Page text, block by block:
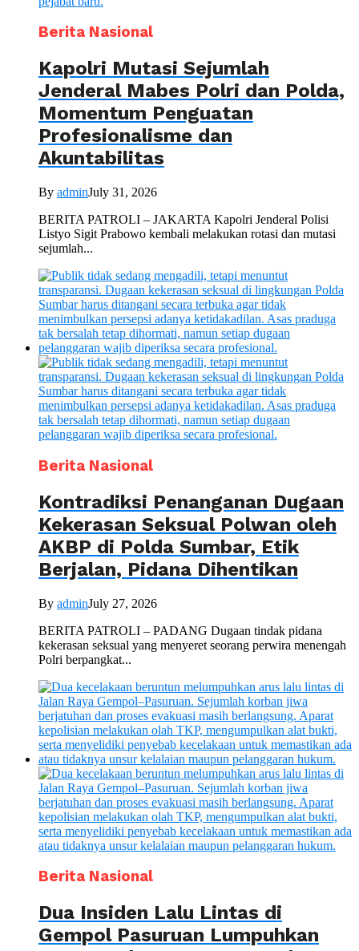
Berita Nasional
Kapolri Mutasi Sejumlah
Jenderal Mabes Polri dan Polda,
Momentum Penguatan
Profesionalisme dan
Akuntabilitas
By adminJuly 31, 2026
BERITA PATROLI – JAKARTA Kapolri Jenderal Polisi
Listyo Sigit Prabowo kembali melakukan rotasi dan mutasi
sejumlah...
Berita Nasional
Kontradiksi Penanganan Dugaan
Kekerasan Seksual Polwan oleh
AKBP di Polda Sumbar, Etik
Berjalan, Pidana Dihentikan
By adminJuly 27, 2026
BERITA PATROLI – PADANG Dugaan tindak pidana
kekerasan seksual yang menyeret seorang perwira menengah
Polri berpangkat...
Berita Nasional
Dua Insiden Lalu Lintas di
Gempol Pasuruan Lumpuhkan